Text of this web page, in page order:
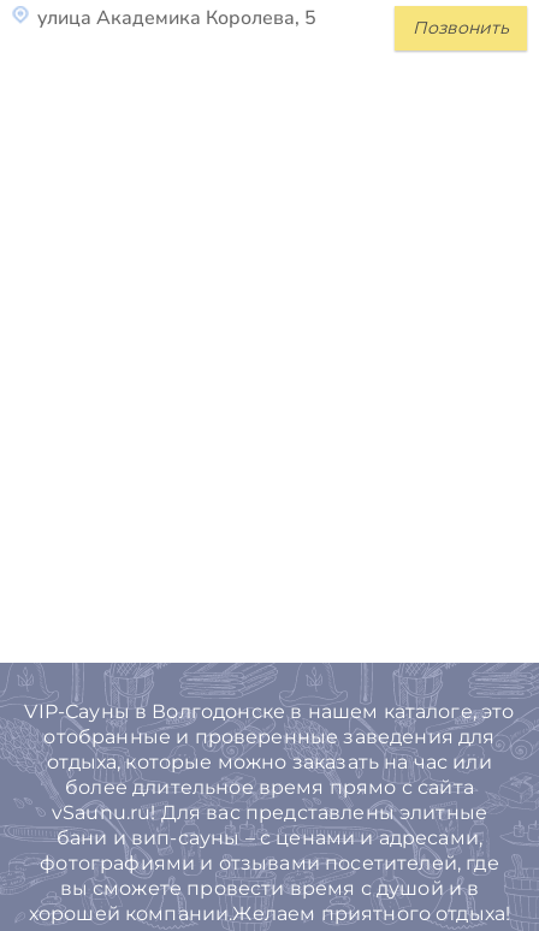
Позвонить
улица Академика Королева, 5
VIP-Сауны в Волгодонске в нашем каталоге, это
отобранные и проверенные заведения для
отдыха, которые можно заказать на час или
более длительное время прямо с сайта
vSaunu.ru! Для вас представлены элитные
бани и вип-сауны – с ценами и адресами,
фотографиями и отзывами посетителей, где
вы сможете провести время с душой и в
хорошей компании.Желаем приятного отдыха!